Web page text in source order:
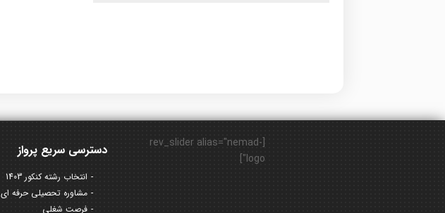
دسترسی سریع پرواز
انتخاب رشته کنکور 1403
مشاوره تحصیلی حرفه ای
فرصت شغلی
[rev_slider alias="nemad-
logo"]